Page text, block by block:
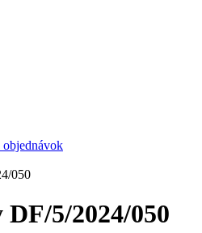
objednávok
050
5/2024/050